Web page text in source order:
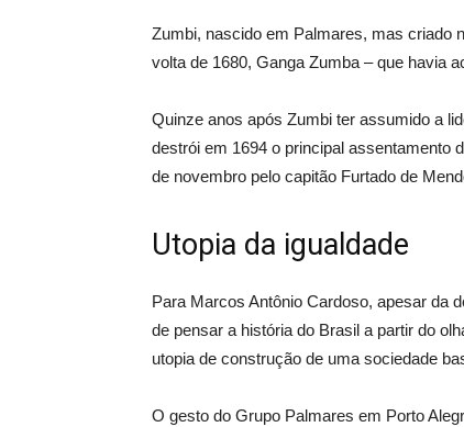
Zumbi, nascido em Palmares, mas criado
volta de 1680, Ganga Zumba – que havia
Quinze anos após Zumbi ter assumido a
destrói em 1694 o principal assentamento
de novembro pelo capitão Furtado de
Utopia da igualdade
Para Marcos Antônio Cardoso, apesar da
de pensar a história do Brasil a partir do
utopia de construção de uma sociedade
O gesto do Grupo Palmares em Porto